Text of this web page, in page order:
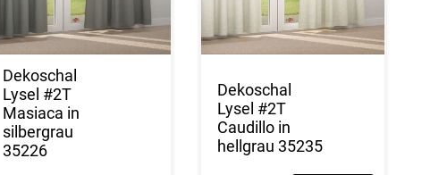
Dekoschal
Lysel #2T
Masiaca in
silbergrau
35226
Dekoschal
Lysel #2T
Caudillo in
hellgrau 35235